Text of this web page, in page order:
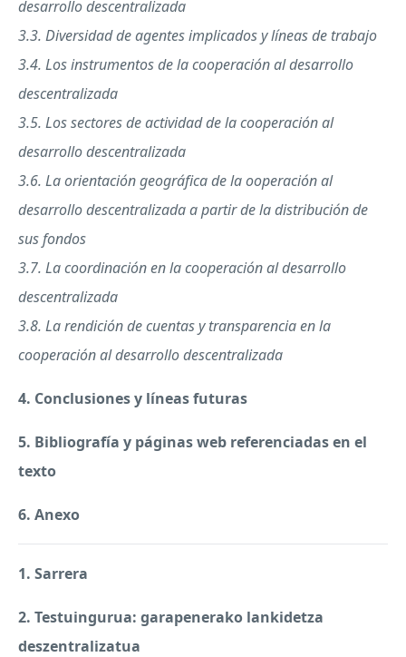
desarrollo descentralizada
3.3. Diversidad de agentes implicados y líneas de trabajo
3.4. Los instrumentos de la cooperación al desarrollo
descentralizada
3.5. Los sectores de actividad de la cooperación al
desarrollo descentralizada
3.6. La orientación geográfica de la ooperación al
desarrollo descentralizada a partir de la distribución de
sus fondos
3.7. La coordinación en la cooperación al desarrollo
descentralizada
3.8. La rendición de cuentas y transparencia en la
cooperación al desarrollo descentralizada
4. Conclusiones y líneas futuras
5. Bibliografía y páginas web referenciadas en el
texto
6. Anexo
1. Sarrera
2. Testuingurua: garapenerako lankidetza
deszentralizatua